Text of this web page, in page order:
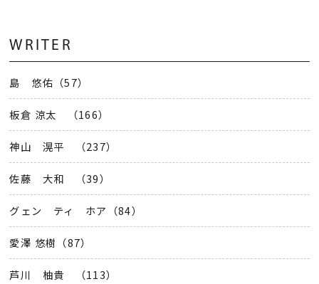
WRITER
島 悠佑（57）
板倉 涼太 （166）
神山 滉平 （237）
佐藤 大和 （39）
グェン ティ ホア（84）
愛澤 悠樹（87）
芦川 柚貴 （113）